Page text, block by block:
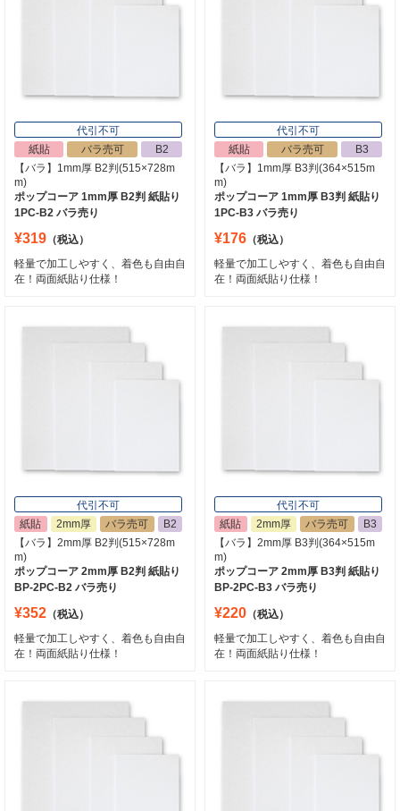
代引不可
紙貼
バラ売可
B2
【バラ】1mm厚 B2判(515×728m
m)
ポップコーア 1mm厚 B2判 紙貼り
1PC-B2 バラ売り
¥319 （税込）
軽量で加工しやすく、着色も自由自
在！両面紙貼り仕様！
代引不可
紙貼
バラ売可
B3
【バラ】1mm厚 B3判(364×515m
m)
ポップコーア 1mm厚 B3判 紙貼り
1PC-B3 バラ売り
¥176 （税込）
軽量で加工しやすく、着色も自由自
在！両面紙貼り仕様！
代引不可
紙貼
2mm厚 バラ売可
B2
【バラ】2mm厚 B2判(515×728m
m)
ポップコーア 2mm厚 B2判 紙貼り
BP-2PC-B2 バラ売り
¥352 （税込）
軽量で加工しやすく、着色も自由自
在！両面紙貼り仕様！
代引不可
紙貼
2mm厚 バラ売可
B3
【バラ】2mm厚 B3判(364×515m
m)
ポップコーア 2mm厚 B3判 紙貼り
BP-2PC-B3 バラ売り
¥220 （税込）
軽量で加工しやすく、着色も自由自
在！両面紙貼り仕様！